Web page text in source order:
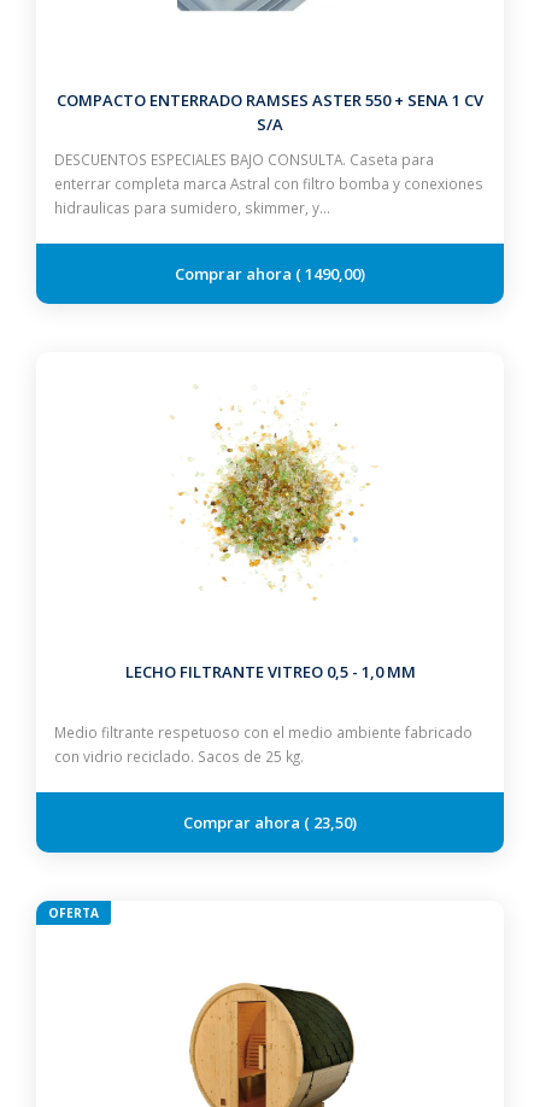
COMPACTO ENTERRADO RAMSES ASTER 550 + SENA 1 CV
S/A
DESCUENTOS ESPECIALES BAJO CONSULTA. Caseta para
enterrar completa marca Astral con filtro bomba y conexiones
hidraulicas para sumidero, skimmer, y…
1490,00
LECHO FILTRANTE VITREO 0,5 - 1,0 MM
Medio filtrante respetuoso con el medio ambiente fabricado
con vidrio reciclado. Sacos de 25 kg.
23,50
OFERTA